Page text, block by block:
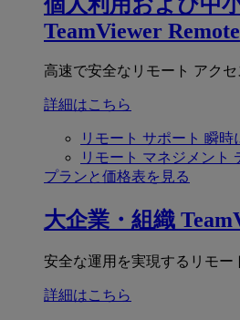
個人利用および中
TeamViewer Remote
高速で安全なリモート アクセ
詳細はこちら
リモート サポート 瞬時
リモート マネジメント
プランと価格表を見る
大企業・組織
安全な運用を実現するリモー
詳細はこちら